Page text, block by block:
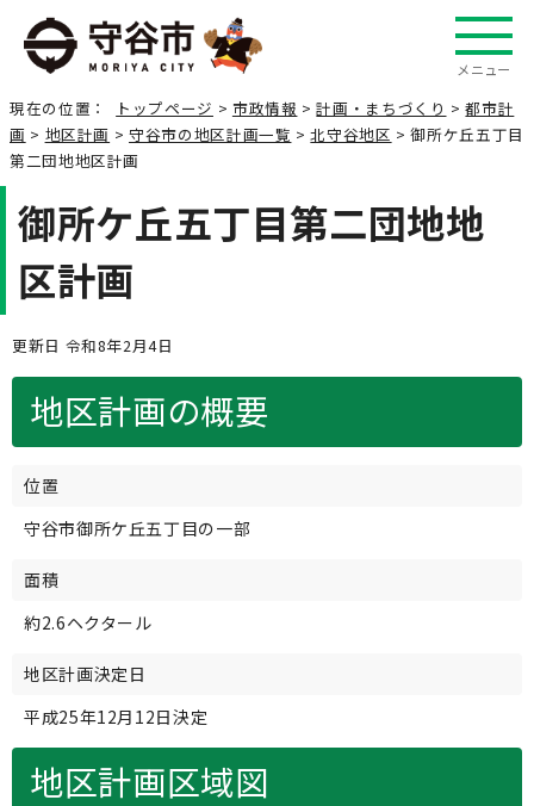
メニュー
現在の位置： トップページ > 市政情報 >計画・まちづくり >都市計
画 > 地区計画 >守谷市の地区計画一覧 >北守谷地区 > 御所ケ丘五丁目
第二団地地区計画
御所ケ丘五丁目第二団地地
区計画
更新日 令和8年2月4日
地区計画の概要
位置
守谷市御所ケ丘五丁目の一部
面積
約2.6ヘクタール
地区計画決定日
平成25年12月12日決定
地区計画区域図